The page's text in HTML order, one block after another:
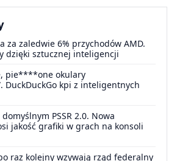
za zaledwie 6% przychodów AMD.
dzięki sztucznej inteligencji
pie****one okulary
DuckDuckGo kpi z inteligentnych
PSSR 2.0. Nowa
jakość grafiki w grach na konsoli
raz kolejny wzywają rząd federalny